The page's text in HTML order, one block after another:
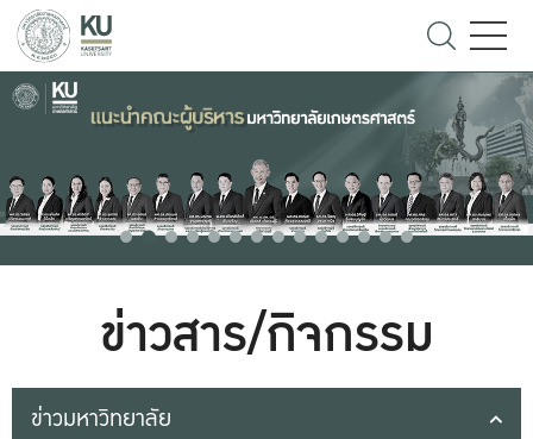
ข่าวสาร/กิจกรรม
ข่าวมหาวิทยาลัย